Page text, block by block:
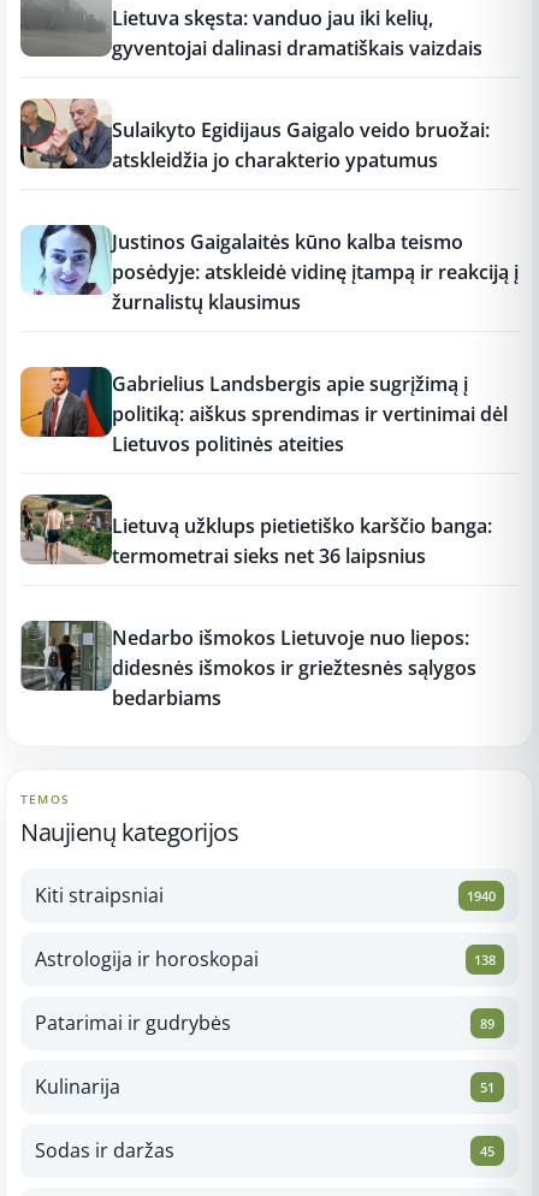
Lietuva skęsta: vanduo jau iki kelių,
gyventojai dalinasi dramatiškais vaizdais
Sulaikyto Egidijaus Gaigalo veido bruožai:
atskleidžia jo charakterio ypatumus
Justinos Gaigalaitės kūno kalba teismo
posėdyje: atskleidė vidinę įtampą ir reakciją į
žurnalistų klausimus
Gabrielius Landsbergis apie sugrįžimą į
politiką: aiškus sprendimas ir vertinimai dėl
Lietuvos politinės ateities
Lietuvą užklups pietietiško karščio banga:
termometrai sieks net 36 laipsnius
Nedarbo išmokos Lietuvoje nuo liepos:
didesnės išmokos ir griežtesnės sąlygos
bedarbiams
TEMOS
Naujienų kategorijos
Kiti straipsniai 1940
Astrologija ir horoskopai 138
Patarimai ir gudrybės 89
Kulinarija 51
Sodas ir daržas 45